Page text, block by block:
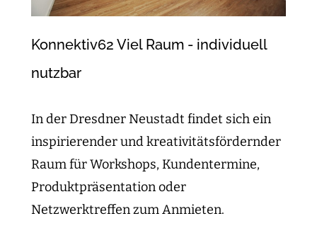
Konnektiv62 Viel Raum - individuell
nutzbar
In der Dresdner Neustadt findet sich ein
inspirierender und kreativitätsfördernder
Raum für Workshops, Kundentermine,
Produktpräsentation oder
Netzwerktreffen zum Anmieten.